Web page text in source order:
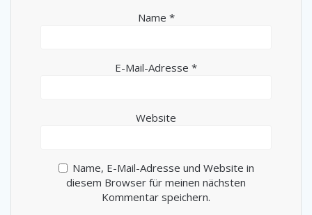
Name *
E-Mail-Adresse *
Website
Name, E-Mail-Adresse und Website in
diesem Browser für meinen nächsten
Kommentar speichern.